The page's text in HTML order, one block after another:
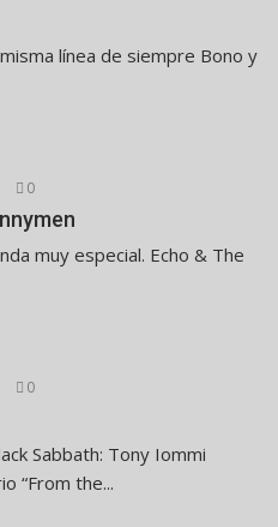
línea de siempre Bono y
0
muy especial. Echo & The
0
Sabbath: Tony Iommi
“From the...